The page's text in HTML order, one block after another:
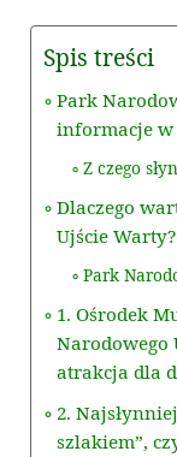
Spis treści
Park
informacje w
Z czego
Dlaczego
Ujście Warty?
Park
1. Ośrodek
Narodowego
atrakcja dla
2.
szlakiem”,